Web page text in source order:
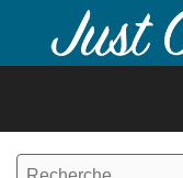
contenu